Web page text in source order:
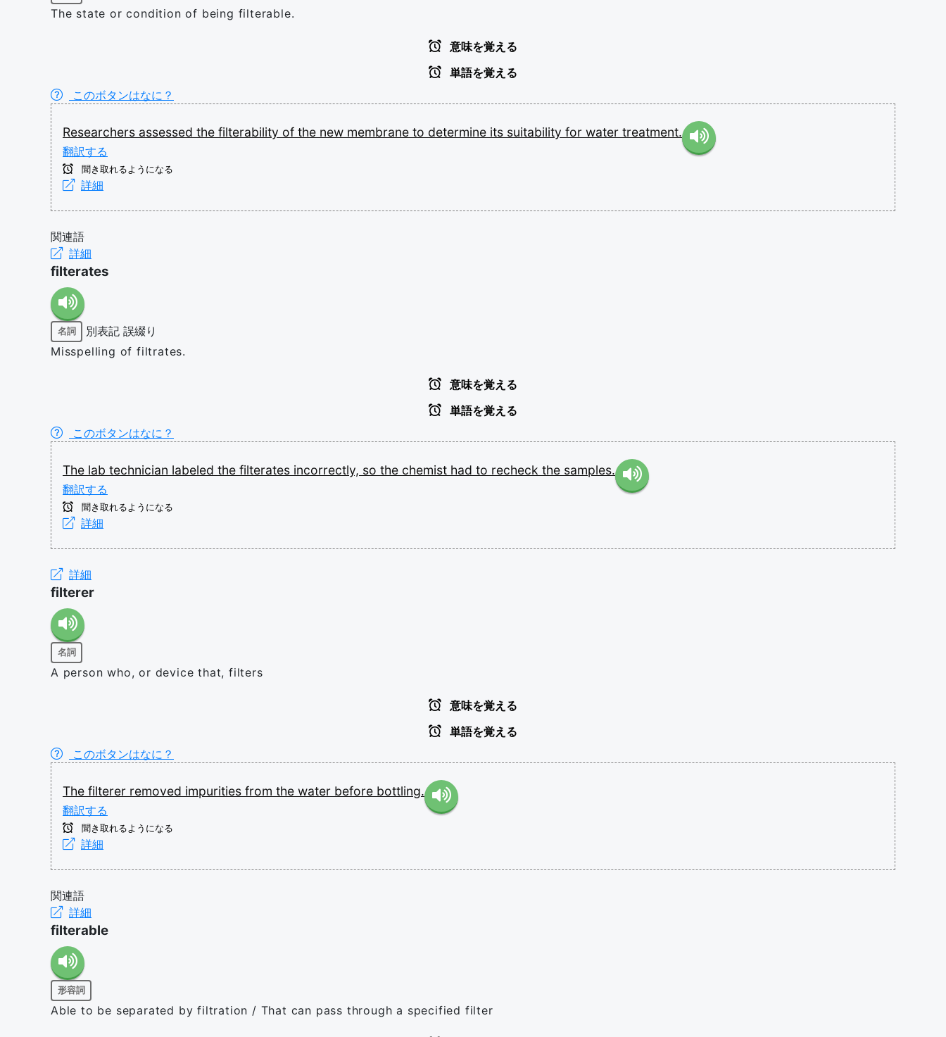
The state or condition of being filterable.
意味を覚える
単語を覚える
このボタンはなに？
Researchers assessed the filterability of the new membrane to determine its suitability for water treatment.
翻訳する
聞き取れるようになる
詳細
関連語
詳細
filterates
名詞 別表記 誤綴り
Misspelling of filtrates.
意味を覚える
単語を覚える
このボタンはなに？
The lab technician labeled the filterates incorrectly, so the chemist had to recheck the samples.
翻訳する
聞き取れるようになる
詳細
詳細
filterer
名詞
A person who, or device that, filters
意味を覚える
単語を覚える
このボタンはなに？
The filterer removed impurities from the water before bottling.
翻訳する
聞き取れるようになる
詳細
関連語
詳細
filterable
形容詞
Able to be separated by filtration / That can pass through a specified filter